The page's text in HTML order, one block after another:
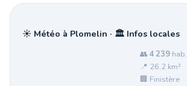
☀️ Météo à Plomelin · 🏛️ Infos locales
👥 4 239 hab.
📍 26.2 km²
🏢 Finistère